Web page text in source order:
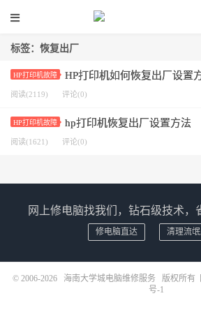
标签：恢复出厂
HP打印机故障 HP打印机如何恢复出厂设置
阅读(2119) 评论(0)
HP打印机故障 hp打印机恢复出厂设置方法
阅读(1621) 评论(0)
网上修电脑找我们，钻石级技术，
修电脑直达 清理流
© 2006-2026 海南大学城电脑维修服务 版权所有
号-1